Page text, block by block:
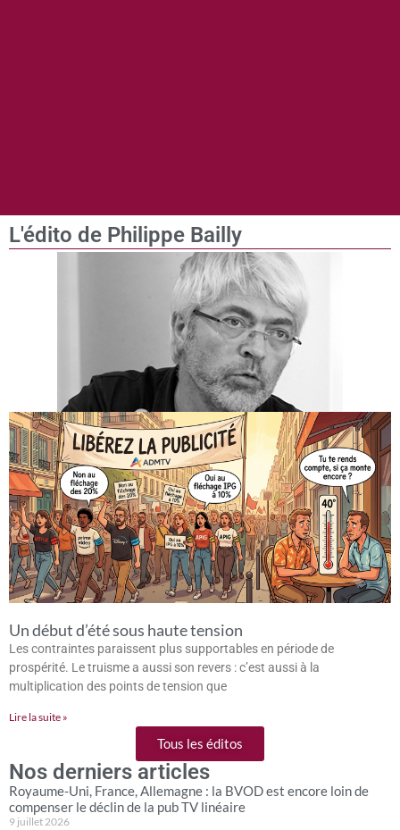
L'édito de Philippe Bailly
Un début d’été sous haute tension
Les contraintes paraissent plus supportables en période de
prospérité. Le truisme a aussi son revers : c’est aussi à la
multiplication des points de tension que
Lire la suite »
Tous les éditos
Nos derniers articles
Royaume-Uni, France, Allemagne : la BVOD est encore loin de
compenser le déclin de la pub TV linéaire
9 juillet 2026